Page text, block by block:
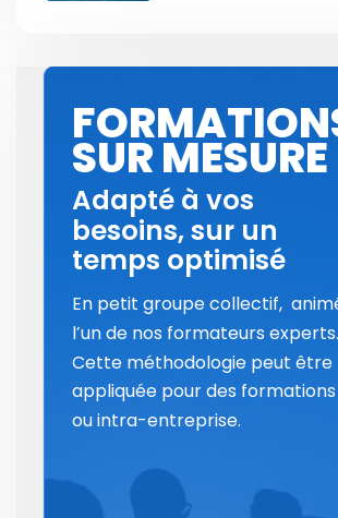
SUR MESURE
Adapté à vos
besoins, sur un
temps optimisé
En petit groupe collectif,
l’un de nos formateurs experts.
Cette méthodologie peut être
appliquée pour des
ou intra-entreprise.